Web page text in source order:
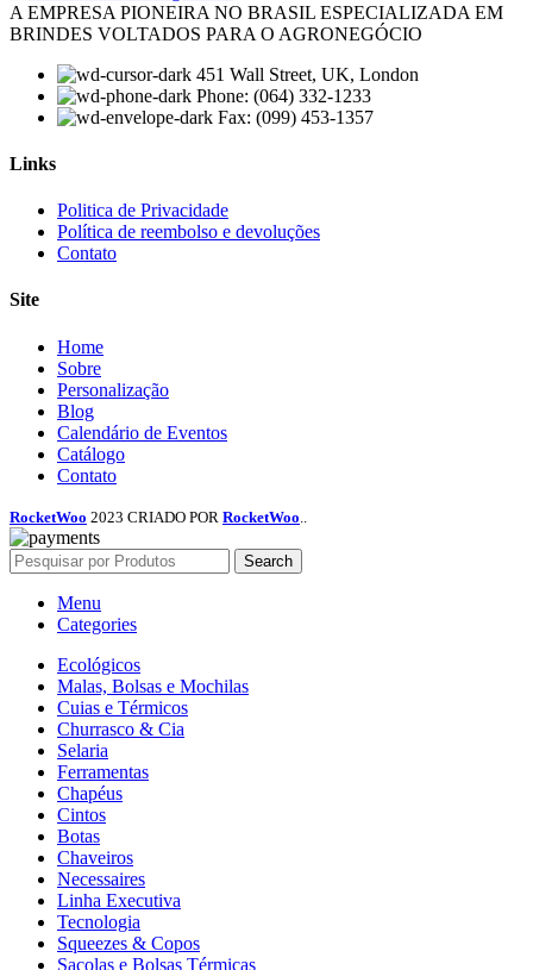
A EMPRESA PIONEIRA NO BRASIL ESPECIALIZADA EM
BRINDES VOLTADOS PARA O AGRONEGÓCIO
451 Wall Street, UK, London
Phone: (064) 332-1233
Fax: (099) 453-1357
Links
Menu
Politica de Privacidade
Política de reembolso e devoluções
Contato
Site
Menu
Home
Sobre
Personalização
Blog
Calendário de Eventos
Catálogo
Contato
RocketWoo 2023 CRIADO POR RocketWoo
Search
Menu
Categories
Ecológicos
Malas, Bolsas e Mochilas
Cuias e Térmicos
Churrasco & Cia
Selaria
Ferramentas
Chapéus
Cintos
Botas
Chaveiros
Necessaires
Linha Executiva
Tecnologia
Squeezes & Copos
Sacolas e Bolsas Térmicas